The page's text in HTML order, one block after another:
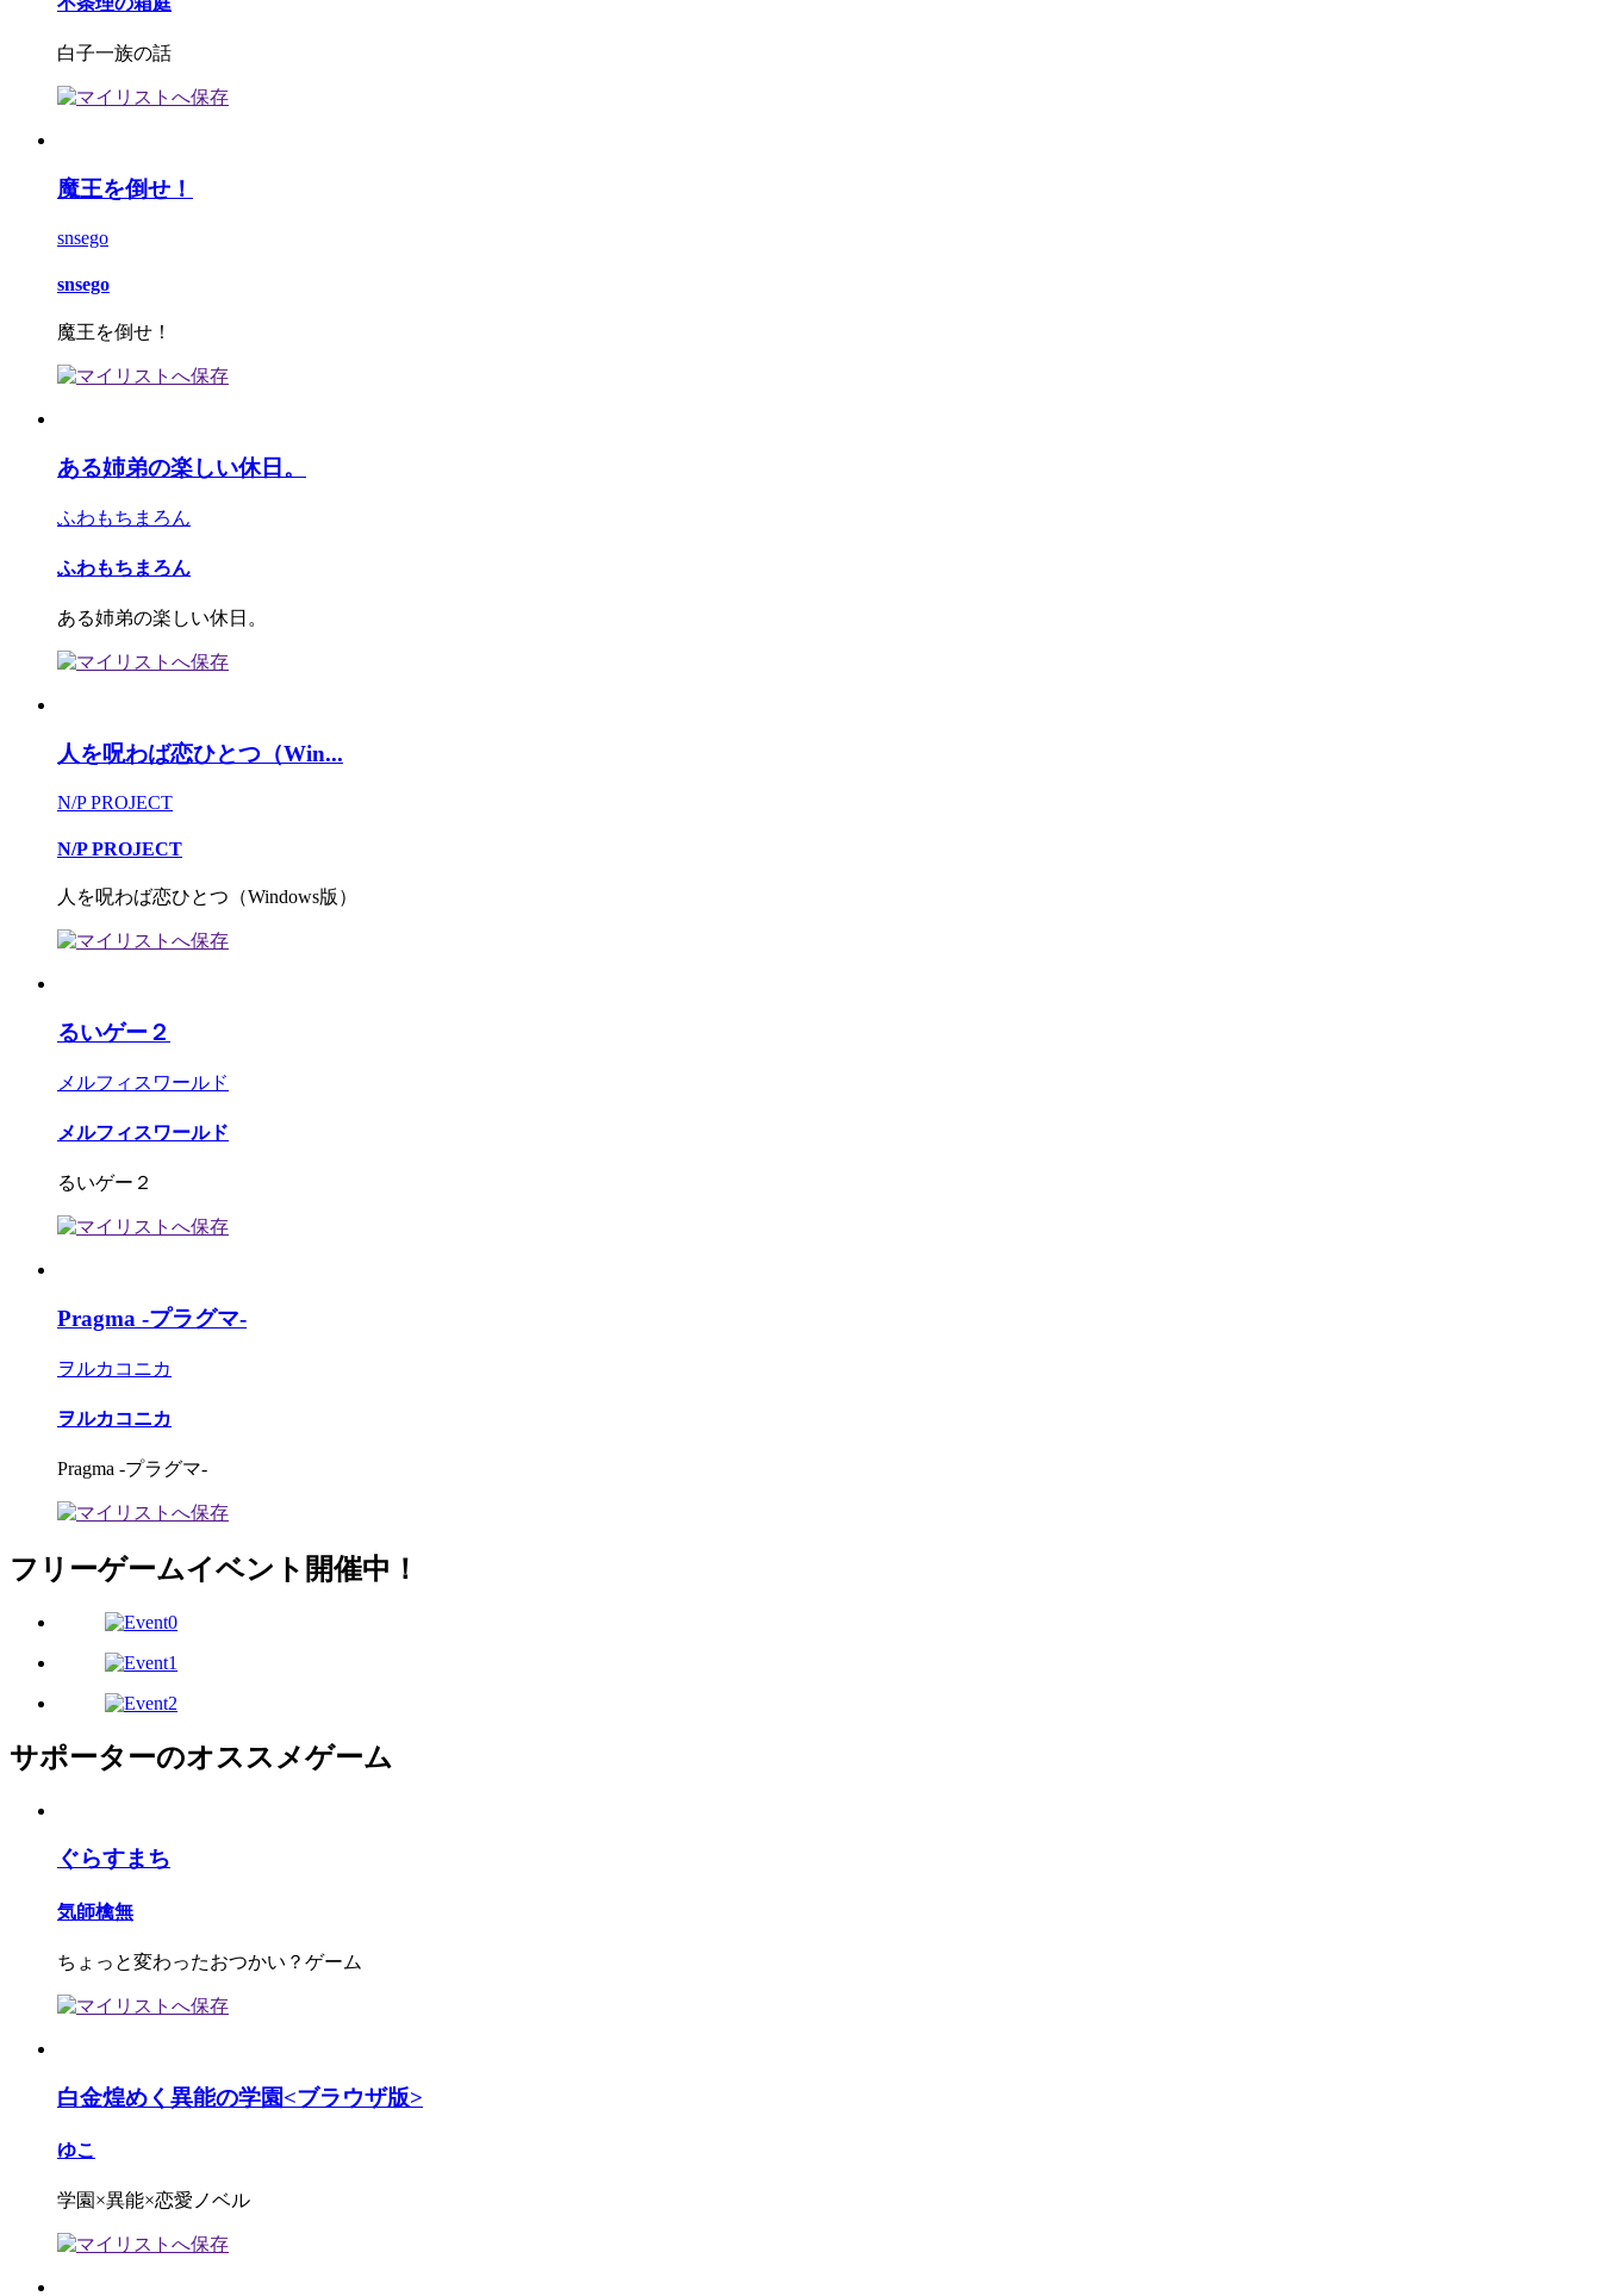
白子一族の話
魔王を倒せ！
snsego
snsego
魔王を倒せ！
ある姉弟の楽しい休日。
ふわもちまろん
ふわもちまろん
ある姉弟の楽しい休日。
人を呪わば恋ひとつ（Win...
N/P PROJECT
N/P PROJECT
人を呪わば恋ひとつ（Windows版）
るいゲー２
メルフィスワールド
メルフィスワールド
るいゲー２
Pragma -プラグマ-
ヲルカコニカ
ヲルカコニカ
Pragma -プラグマ-
フリーゲームイベント開催中！
サポーターのオススメゲーム
ぐらすまち
気師檎無
ちょっと変わったおつかい？ゲーム
白金煌めく異能の学園<ブラウザ版>
ゆこ
学園×異能×恋愛ノベル